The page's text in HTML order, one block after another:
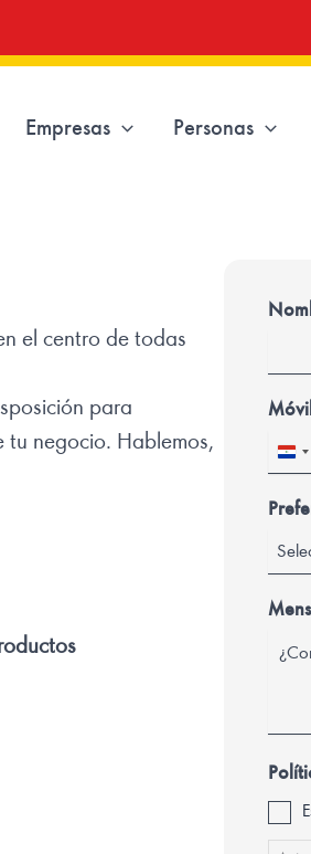
Empresas Personas
el centro de todas
para
negocio. Hablemos,
Móvil
P
a
a
u
a
9